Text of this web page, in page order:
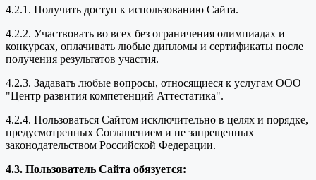
4.2.1. Получить доступ к использованию Сайта.
4.2.2. Участвовать во всех без ограничения олимпиадах и
конкурсах, оплачивать любые дипломы и сертификаты после
получения результатов участия.
4.2.3. Задавать любые вопросы, относящиеся к услугам ООО
"Центр развития компетенций Аттестатика".
4.2.4. Пользоваться Сайтом исключительно в целях и порядке,
предусмотренных Соглашением и не запрещенных
законодательством Российской Федерации.
4.3. Пользователь Сайта обязуется: